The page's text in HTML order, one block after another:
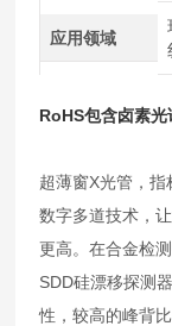
应用领域
RoHS包含卤素
超薄窗X光管，指
数字多道技术，
更高。在合金检
SDD硅漂移探测
性，较高的峰背比